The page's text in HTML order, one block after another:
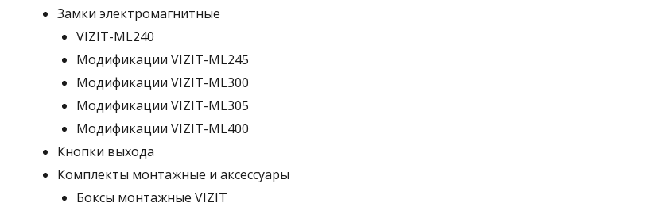
Замки электромагнитные
VIZIT-ML240
Модификации VIZIT-ML245
Модификации VIZIT-ML300
Модификации VIZIT-ML305
Модификации VIZIT-ML400
Кнопки выхода
Комплекты монтажные и аксессуары
Боксы монтажные VIZIT